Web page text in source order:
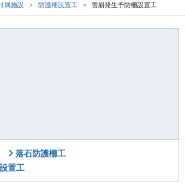
属施設 防護柵設置工 雪崩発生予防柵設置工
落石防護柵工
置工